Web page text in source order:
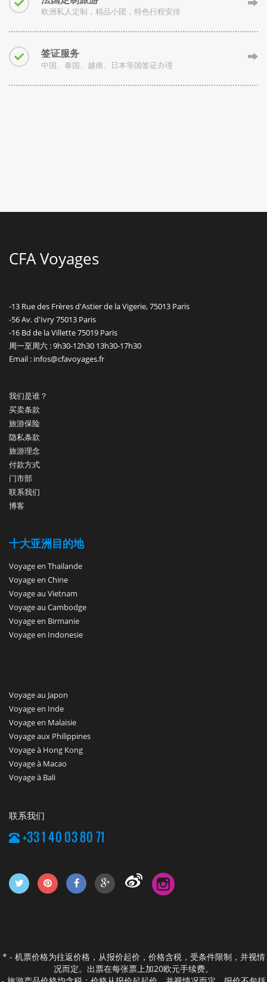
欧洲私人定制，精品小团，特色行程安排
签证服务
中国、泰国、越南、日本等国签证办理
CFA Voyages
-13 Rue des Frères d'Astier de la Vigerie, 75013 Paris
-56 Av. d'Ivry 75013 Paris
-16 Bd de la Villette 75019 Paris
周一至周六 : 9h30-12h30 13h30-17h30
Email : infos@cfavoyages.fr
我们是谁？
买卖条款
旅游保险
隐私条款
旅游理念
付款方式
门市部
联系我们
博客
十大亚洲目的地
Voyage en Thailande
Voyage en Chine
Voyage au Vietnam
Voyage au Cambodge
Voyage en Birmanie
Voyage en Indonesie
Voyage au Japon
Voyage en Inde
Voyage en Malaisie
Voyage aux Philippines
Voyage à Hong Kong
Voyage à Macao
Voyage à Bali
联系我们
+33 1 40 03 80 71
* - 机票价格为往返价格，从报价起价，价格含税，受条件限制，并视情
况而定。出票在每张票上加20欧元手续费。